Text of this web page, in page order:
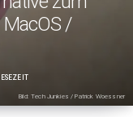
/
Bild: Tech Junkies / Patrick Woessner